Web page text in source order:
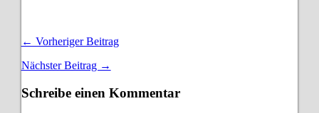
← Vorheriger Beitrag
Nächster Beitrag →
Schreibe einen Kommentar